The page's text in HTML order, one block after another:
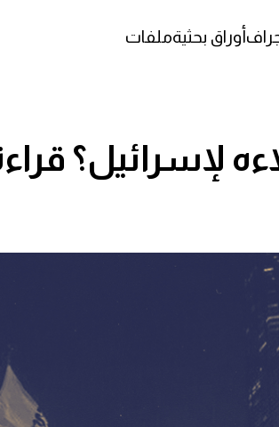
أوراق بحثيةملفات
لإسرائيل؟